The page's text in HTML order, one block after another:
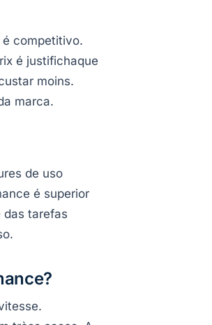
é competitivo.
é justifichaque
moins.
marca.
de uso
é superior
das tarefas